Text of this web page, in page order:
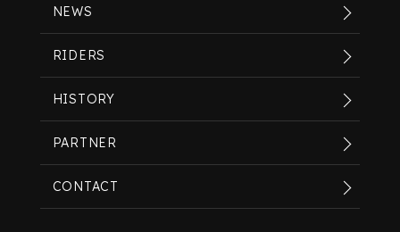
NEWS
RIDERS
HISTORY
PARTNER
CONTACT